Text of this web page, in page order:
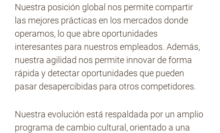
Nuestra posición global nos permite compartir
las mejores prácticas en los mercados donde
operamos, lo que abre oportunidades
interesantes para nuestros empleados. Además,
nuestra agilidad nos permite innovar de forma
rápida y detectar oportunidades que pueden
pasar desapercibidas para otros competidores.
Nuestra evolución está respaldada por un amplio
programa de cambio cultural, orientado a una